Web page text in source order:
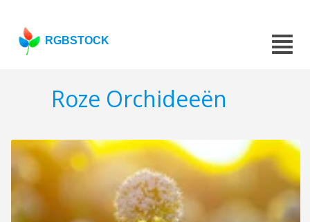
RGBSTOCK
Roze Orchideeën